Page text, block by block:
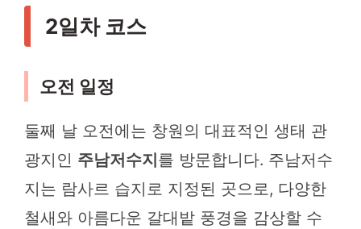
2일차 코스
오전 일정
둘째 날 오전에는 창원의 대표적인 생태 관
광지인 주남저수지를 방문합니다. 주남저수
지는 람사르 습지로 지정된 곳으로, 다양한
철새와 아름다운 갈대밭 풍경을 감상할 수